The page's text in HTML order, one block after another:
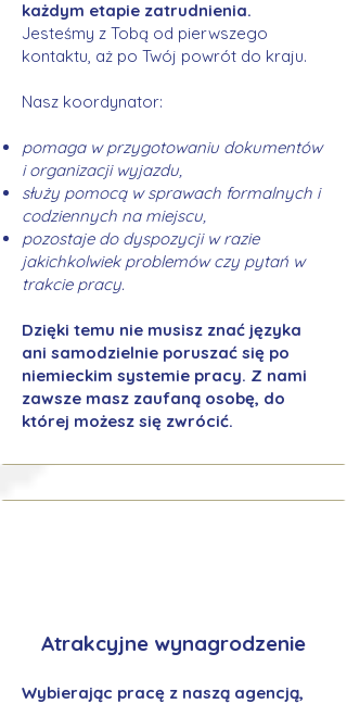
każdym etapie zatrudnienia.
Jesteśmy z Tobą od pierwszego
kontaktu, aż po Twój powrót do kraju.
Nasz koordynator:
pomaga w przygotowaniu dokumentów
i organizacji wyjazdu,
służy pomocą w sprawach formalnych i
codziennych na miejscu,
pozostaje do dyspozycji w razie
jakichkolwiek problemów czy pytań w
trakcie pracy.
Dzięki temu nie musisz znać języka
ani samodzielnie poruszać się po
niemieckim systemie pracy. Z nami
zawsze masz zaufaną osobę, do
której możesz się zwrócić.
Atrakcyjne wynagrodzenie
Wybierając pracę z naszą agencją,